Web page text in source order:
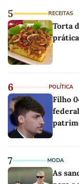
5 RECEITAS
Torta
6 POLÍTICA
Filho
7 MODA
As